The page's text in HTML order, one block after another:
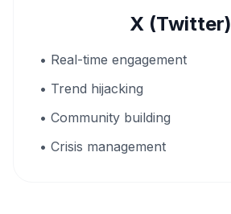
X (Twitter)
• Real-time engagement
• Trend hijacking
• Community building
• Crisis management